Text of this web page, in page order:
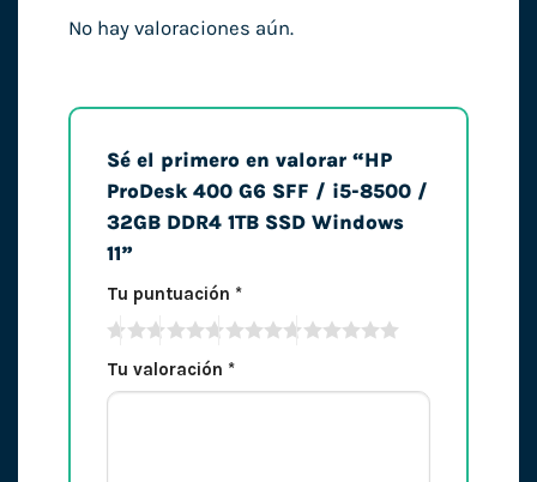
No hay valoraciones aún.
Sé el primero en valorar “HP
ProDesk 400 G6 SFF / i5-8500 /
32GB DDR4 1TB SSD Windows
11”
Tu puntuación *
Tu valoración *